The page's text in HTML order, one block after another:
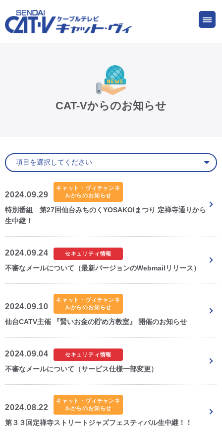
CAT-Vからのお知らせ
2024.09.29
キャット・ヴィチャンネ
ルからのお知らせ
特別番組 第27回仙台みちのくYOSAKOIまつり 定禅寺通りから
生中継！
2024.09.24 セキュリティ情報
不審なメールについて（最新バージョンのWebmailリリース）
2024.09.10
キャット・ヴィチャンネ
ルからのお知らせ
仙台CATV主催 『賢いお金の貯め方教室』 開催のお知らせ
2024.09.04 セキュリティ情報
不審なメールについて（サービス仕様一部変更）
2024.08.22
キャット・ヴィチャンネ
ルからのお知らせ
第３３回定禅寺ストリートジャズフェスティバル生中継！！
仙台CATV キャット・ヴィってなに?
ケーブルプラス電話
サービスエリア
CM・広告掲載